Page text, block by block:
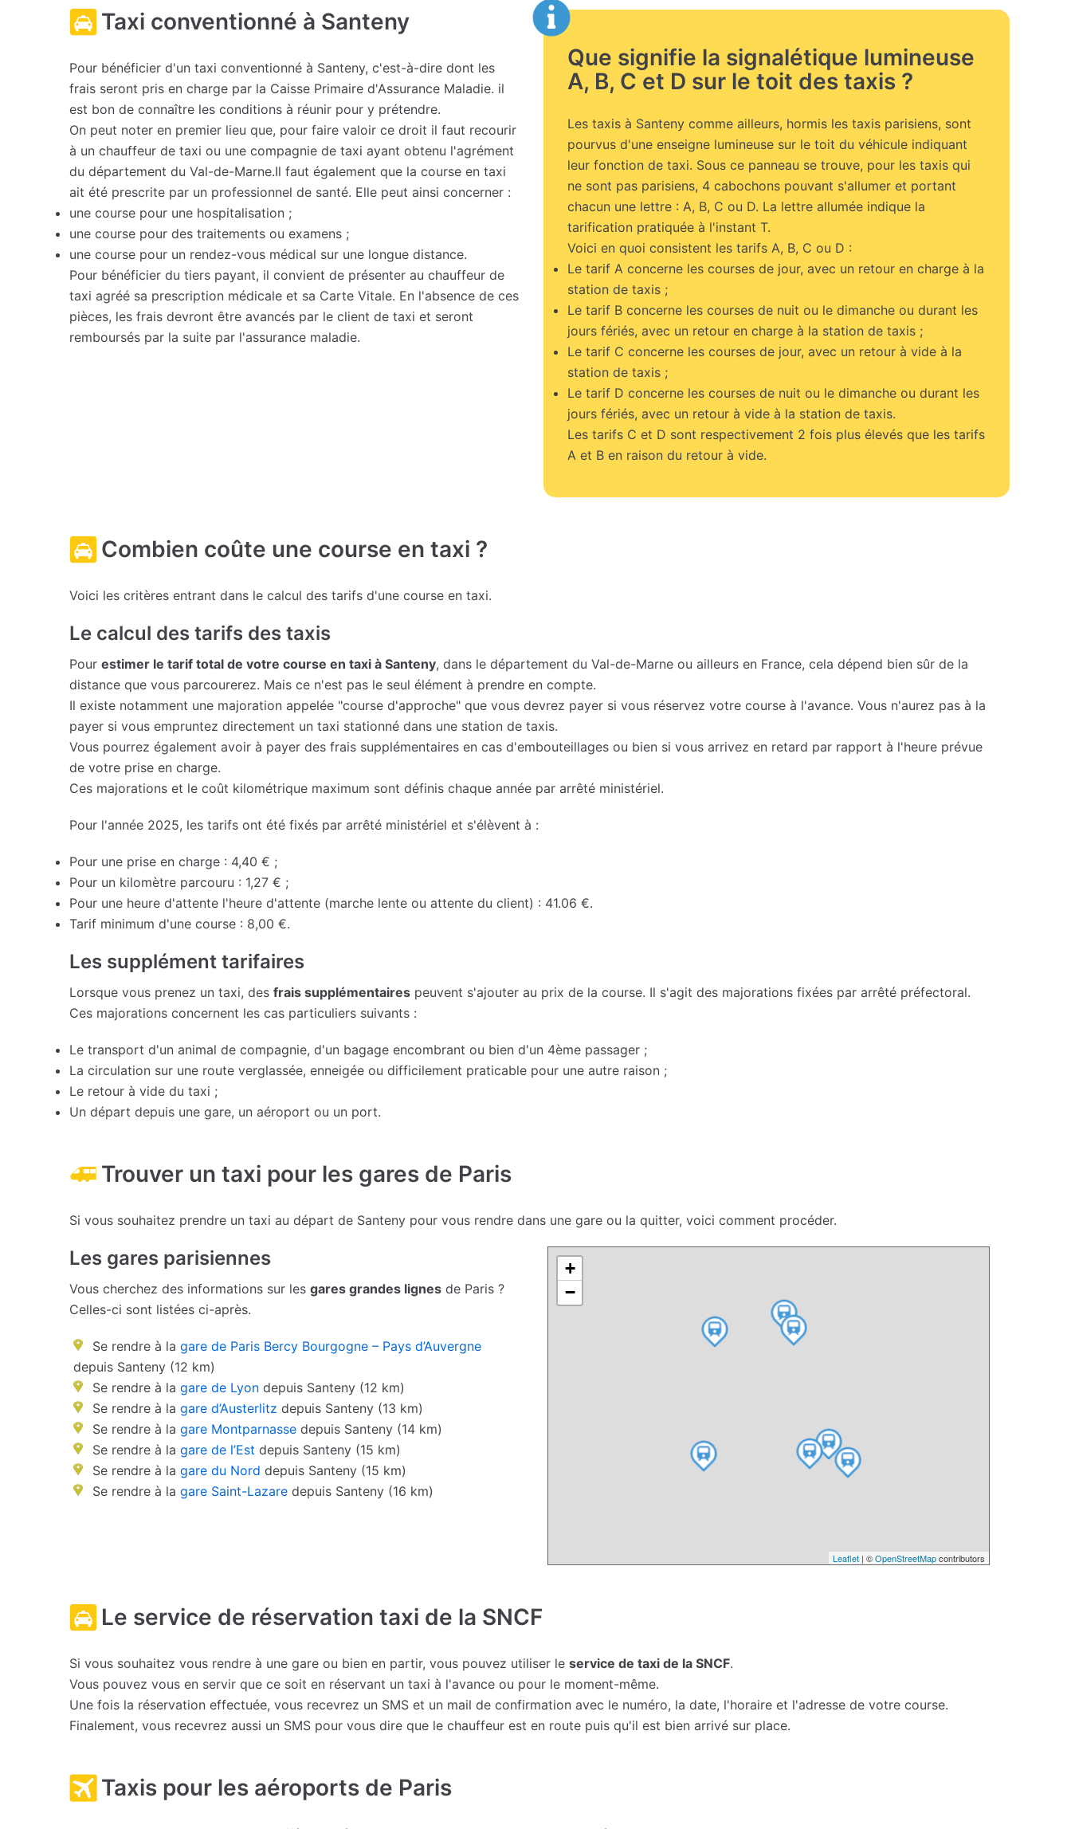
Taxi conventionné à Santeny
Pour bénéficier d'un taxi conventionné à Santeny, c'est-à-dire dont les
frais seront pris en charge par la Caisse Primaire d'Assurance Maladie. il
est bon de connaître les conditions à réunir pour y prétendre.
On peut noter en premier lieu que, pour faire valoir ce droit il faut recourir
à un chauffeur de taxi ou une compagnie de taxi ayant obtenu l'agrément
du département du Val-de-Marne.Il faut également que la course en taxi
ait été prescrite par un professionnel de santé. Elle peut ainsi concerner :
une course pour une hospitalisation ;
une course pour des traitements ou examens ;
une course pour un rendez-vous médical sur une longue distance.
Pour bénéficier du tiers payant, il convient de présenter au chauffeur de
taxi agréé sa prescription médicale et sa Carte Vitale. En l'absence de ces
pièces, les frais devront être avancés par le client de taxi et seront
remboursés par la suite par l'assurance maladie.
Que signifie la signalétique lumineuse
A, B, C et D sur le toit des taxis ?
Les taxis à Santeny comme ailleurs, hormis les taxis parisiens, sont
pourvus d'une enseigne lumineuse sur le toit du véhicule indiquant
leur fonction de taxi. Sous ce panneau se trouve, pour les taxis qui
ne sont pas parisiens, 4 cabochons pouvant s'allumer et portant
chacun une lettre : A, B, C ou D. La lettre allumée indique la
tarification pratiquée à l'instant T.
Voici en quoi consistent les tarifs A, B, C ou D :
Le tarif A concerne les courses de jour, avec un retour en charge à la
station de taxis ;
Le tarif B concerne les courses de nuit ou le dimanche ou durant les
jours fériés, avec un retour en charge à la station de taxis ;
Le tarif C concerne les courses de jour, avec un retour à vide à la
station de taxis ;
Le tarif D concerne les courses de nuit ou le dimanche ou durant les
jours fériés, avec un retour à vide à la station de taxis.
Les tarifs C et D sont respectivement 2 fois plus élevés que les tarifs
A et B en raison du retour à vide.
Combien coûte une course en taxi ?
Voici les critères entrant dans le calcul des tarifs d'une course en taxi.
Le calcul des tarifs des taxis
Pour estimer le tarif total de votre course en taxi à Santeny, dans le département du Val-de-Marne ou ailleurs en France, cela dépend bien sûr de la
distance que vous parcourerez. Mais ce n'est pas le seul élément à prendre en compte.
Il existe notamment une majoration appelée "course d'approche" que vous devrez payer si vous réservez votre course à l'avance. Vous n'aurez pas à la
payer si vous empruntez directement un taxi stationné dans une station de taxis.
Vous pourrez également avoir à payer des frais supplémentaires en cas d'embouteillages ou bien si vous arrivez en retard par rapport à l'heure prévue
de votre prise en charge.
Ces majorations et le coût kilométrique maximum sont définis chaque année par arrêté ministériel.
Pour l'année 2025, les tarifs ont été fixés par arrêté ministériel et s'élèvent à :
Pour une prise en charge : 4,40 € ;
Pour un kilomètre parcouru : 1,27 € ;
Pour une heure d'attente l'heure d'attente (marche lente ou attente du client) : 41.06 €.
Tarif minimum d'une course : 8,00 €.
Les supplément tarifaires
Lorsque vous prenez un taxi, des frais supplémentaires peuvent s'ajouter au prix de la course. Il s'agit des majorations fixées par arrêté préfectoral.
Ces majorations concernent les cas particuliers suivants :
Le transport d'un animal de compagnie, d'un bagage encombrant ou bien d'un 4ème passager ;
La circulation sur une route verglassée, enneigée ou difficilement praticable pour une autre raison ;
Le retour à vide du taxi ;
Un départ depuis une gare, un aéroport ou un port.
Trouver un taxi pour les gares de Paris
Si vous souhaitez prendre un taxi au départ de Santeny pour vous rendre dans une gare ou la quitter, voici comment procéder.
Les gares parisiennes
Vous cherchez des informations sur les gares grandes lignes de Paris ?
Celles-ci sont listées ci-après.
Se rendre à la gare de Paris Bercy Bourgogne – Pays d’Auvergne
depuis Santeny (12 km)
Se rendre à la gare de Lyon depuis Santeny (12 km)
Se rendre à la gare d’Austerlitz depuis Santeny (13 km)
Se rendre à la gare Montparnasse depuis Santeny (14 km)
Se rendre à la gare de l’Est depuis Santeny (15 km)
Se rendre à la gare du Nord depuis Santeny (15 km)
Se rendre à la gare Saint-Lazare depuis Santeny (16 km)
+
−
Leaflet | ©OpenStreetMapcontributors
Le service de réservation taxi de la SNCF
Si vous souhaitez vous rendre à une gare ou bien en partir, vous pouvez utiliser le service de taxi de la SNCF.
Vous pouvez vous en servir que ce soit en réservant un taxi à l'avance ou pour le moment-même.
Une fois la réservation effectuée, vous recevrez un SMS et un mail de confirmation avec le numéro, la date, l'horaire et l'adresse de votre course.
Finalement, vous recevrez aussi un SMS pour vous dire que le chauffeur est en route puis qu'il est bien arrivé sur place.
Taxis pour les aéroports de Paris